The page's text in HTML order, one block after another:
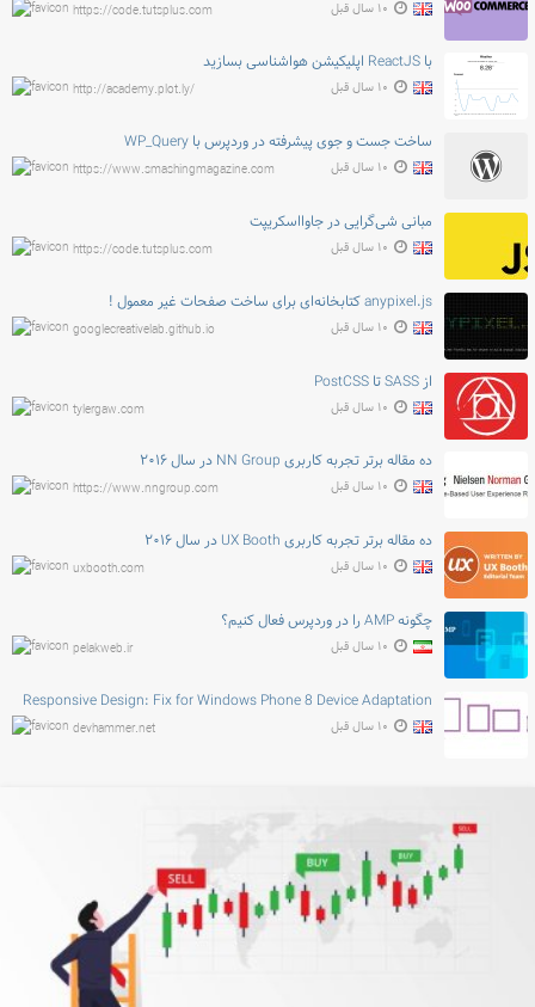
https://code.tutsplus.com ۱۰ سال قبل
با ReactJS اپلیکیشن هواشناسی بسازید
http://academy.plot.ly/ ۱۰ سال قبل
ساخت جست و جوی پیشرفته در وردپرس با WP_Query
https://www.smashingmagazine.com ۱۰ سال قبل
مبانی شی‌گرایی در جاوااسکریپت
https://code.tutsplus.com ۱۰ سال قبل
anypixel.js کتابخانه‌ای برای ساخت صفحات غیر معمول !
googlecreativelab.github.io ۱۰ سال قبل
از SASS تا PostCSS
tylergaw.com ۱۰ سال قبل
ده مقاله برتر تجربه کاربری NN Group در سال ۲۰۱۶
https://www.nngroup.com ۱۰ سال قبل
ده مقاله برتر تجربه کاربری UX Booth در سال ۲۰۱۶
uxbooth.com ۱۰ سال قبل
چگونه AMP را در وردپرس فعال کنیم؟
pelakweb.ir ۱۰ سال قبل
Responsive Design: Fix for Windows Phone 8 Device Adaptation
devhammer.net ۱۰ سال قبل